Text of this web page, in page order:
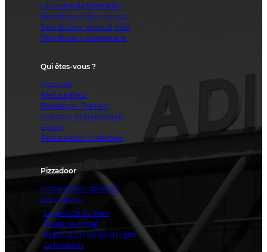
Le centre de formation
Distributeur libre-service
Distributeur produit frais
Distributeur alimentaire
Qui êtes-vous ?
Pizzaiolo
Restaurateur
Boulanger-Traiteur
Créateur-Entrepreneur
Export
Restauration collective
Pizzadoor
Présentation générale
Les options
La gestion du parc
Boule de cristal
Application vente en ligne
La livraison